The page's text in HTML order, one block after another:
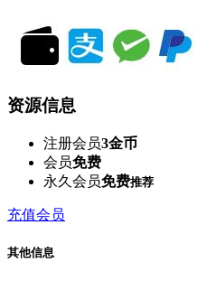
资源信息
注册会员3金币
会员免费
永久会员免费推荐
充值会员
其他信息